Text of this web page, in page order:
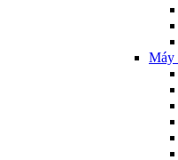
Máy